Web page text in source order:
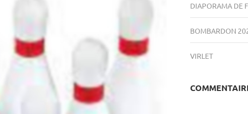
DIAPORAMA DE
BOMBARDON
VIRLET